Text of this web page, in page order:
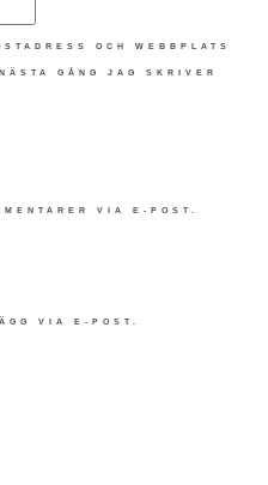
OCH WEBBPLATS
GÅNG JAG SKRIVER
VIA E-POST.
VIA E-POST.